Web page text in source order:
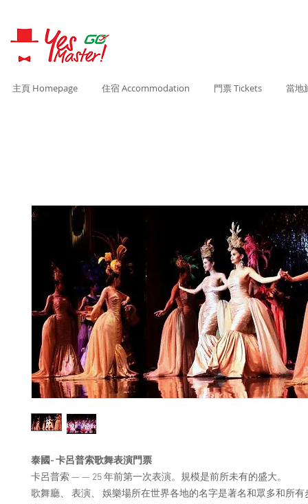
主頁 Homepage 住宿 Accommodation 門票 Tickets 當地
泰國- 卡呂普索歌舞表演門票
卡呂普索 — — 25 年前第一次表演。規模是前所未有的盛大。
歌舞廳、 表演、 娛樂場所在世界各地的名字是著名和眾多和所有